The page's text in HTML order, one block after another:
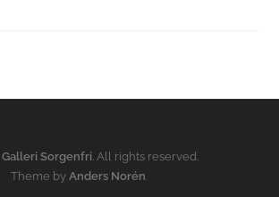
Galleri Sorgenfri. All rights reserved.
Theme by Anders Norén.